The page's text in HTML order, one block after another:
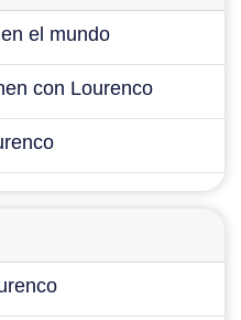
el mundo
con Lourenco